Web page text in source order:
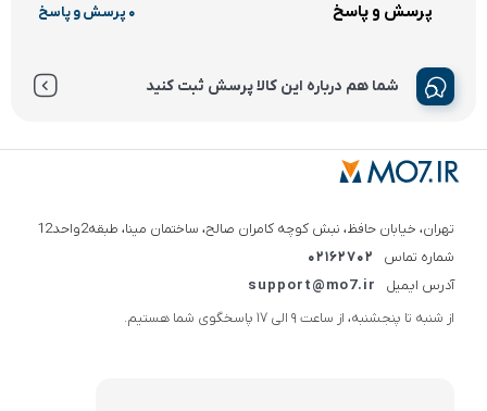
پرسش و پاسخ 0 پرسش و پاسخ
شما هم درباره این کالا پرسش ثبت کنید
تهران، خیابان حافظ، نبش کوچه کامران صالح، ساختمان مینا، طبقه2واحد12
شماره تماس
02162702
آدرس ایمیل
support@mo7.ir
از شنبه تا پنجشنبه، از ساعت 9 الی 17 پاسخگوی شما هستیم.